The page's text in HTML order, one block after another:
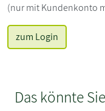
(nur mit Kundenkonto
zum Login
Das könnte